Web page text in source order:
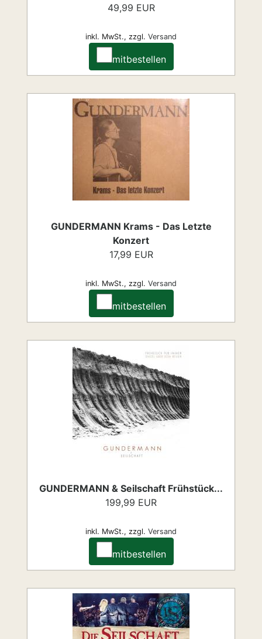
49,99 EUR
inkl. MwSt., zzgl. Versand
mitbestellen
GUNDERMANN Krams - Das Letzte
Konzert
17,99 EUR
inkl. MwSt., zzgl. Versand
mitbestellen
GUNDERMANN & Seilschaft Frühstück...
199,99 EUR
inkl. MwSt., zzgl. Versand
mitbestellen